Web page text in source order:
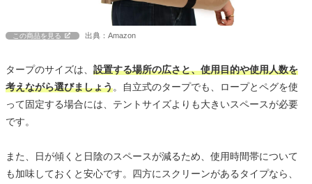
この商品を見る 出典：Amazon
タープのサイズは、 設置する場所の広さと、使用目的や使用人数を
考えながら選びましょう。自立式のタープでも、ロープとペグを使
って固定する場合には、テントサイズよりも大きいスペースが必要
です。
また、日が傾くと日陰のスペースが減るため、使用時間帯について
も加味しておくと安心です。四方にスクリーンがあるタイプなら、